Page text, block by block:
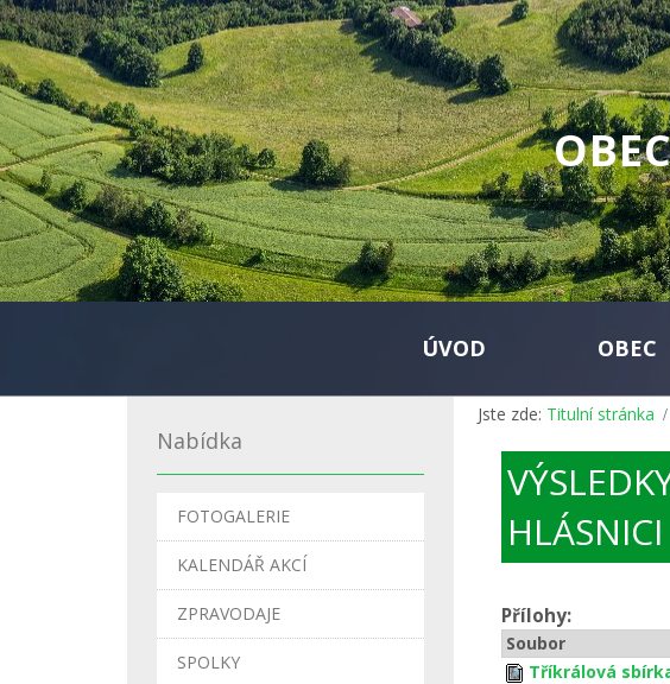
ÚVOD OBEC
Nabídka
FOTOGALERIE
KALENDÁŘ AKCÍ
ZPRAVODAJE
SPOLKY
Jste zde: Titulní stránka
HLÁSNICI
Přílohy:
Soubor
Tříkrálová